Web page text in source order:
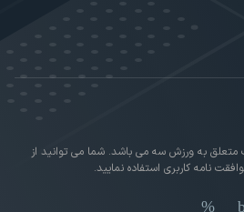
به ورزش سه می باشد. شما می توانید از
نامه کاربری استفاده نمایید.